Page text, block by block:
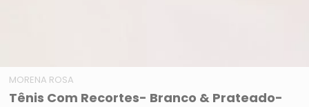
MORENA ROSA
Tênis Com Recortes- Branco & Prateado-